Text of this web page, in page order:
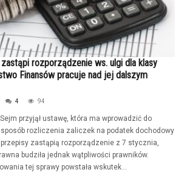
rozporządzenie ws. ulgi dla klasy
Finansów pracuje nad jej dalszym
4 94
przyjął ustawę, która ma wprowadzić do
rozliczenia zaliczek na podatek dochodowy
zastąpią rozporządzenie z 7 stycznia,
budziła jednak wątpliwości prawników.
tej sprawy powstała wskutek...